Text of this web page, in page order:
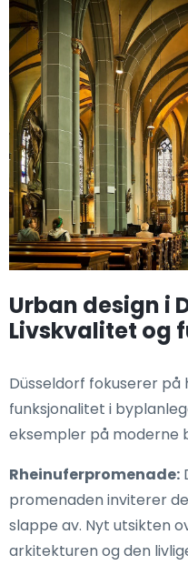
Urban design i
Livskvalitet og
Düsseldorf fokuserer på
funksjonalitet i
eksempler på moderne
Rheinuferpromenade:
promenaden inviterer
slappe av. Nyt utsikten
arkitekturen og den